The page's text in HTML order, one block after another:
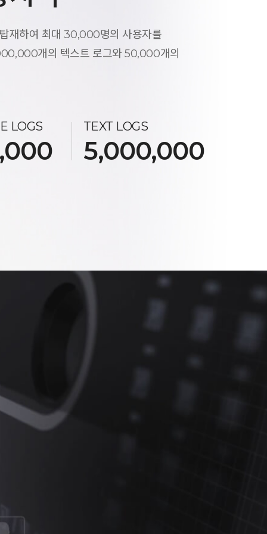
재하여 최대 30,000명의 사용자를
개의 텍스트 로그와 50,000개의
LOGS TEXT LOGS
5,000,000